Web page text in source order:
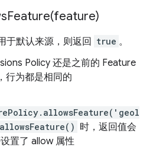
feature)
于默认来源，则返回 true 。
Policy 还是之前的 Feature
行为都是相同的
allowsFeature() 时，返回值会
置了 allow 属性